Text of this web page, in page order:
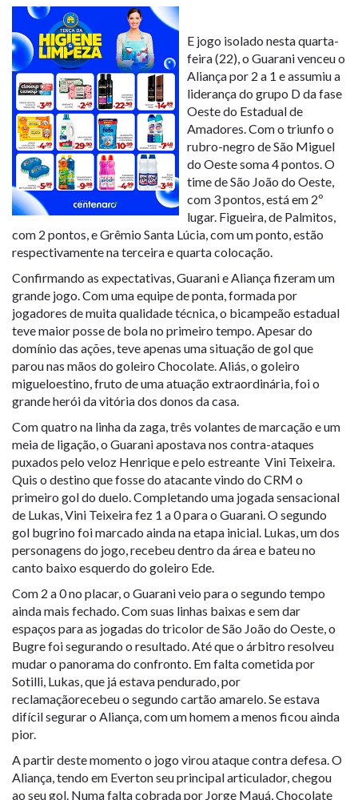
E jogo isolado nesta quarta-
feira (22), o Guarani venceu o
Aliança por 2 a 1 e assumiu a
liderança do grupo D da fase
Oeste do Estadual de
Amadores. Com o triunfo o
rubro-negro de São Miguel
do Oeste soma 4 pontos. O
time de São João do Oeste,
com 3 pontos, está em 2º
lugar. Figueira, de Palmitos,
com 2 pontos, e Grêmio Santa Lúcia, com um ponto, estão
respectivamente na terceira e quarta colocação.
Confirmando as expectativas, Guarani e Aliança fizeram um
grande jogo. Com uma equipe de ponta, formada por
jogadores de muita qualidade técnica, o bicampeão estadual
teve maior posse de bola no primeiro tempo. Apesar do
domínio das ações, teve apenas uma situação de gol que
parou nas mãos do goleiro Chocolate. Aliás, o goleiro
migueloestino, fruto de uma atuação extraordinária, foi o
grande herói da vitória dos donos da casa.
Com quatro na linha da zaga, três volantes de marcação e um
meia de ligação, o Guarani apostava nos contra-ataques
puxados pelo veloz Henrique e pelo estreante Vini Teixeira.
Quis o destino que fosse do atacante vindo do CRM o
primeiro gol do duelo. Completando uma jogada sensacional
de Lukas, Vini Teixeira fez 1 a 0 para o Guarani. O segundo
gol bugrino foi marcado ainda na etapa inicial. Lukas, um dos
personagens do jogo, recebeu dentro da área e bateu no
canto baixo esquerdo do goleiro Ede.
Com 2 a 0 no placar, o Guarani veio para o segundo tempo
ainda mais fechado. Com suas linhas baixas e sem dar
espaços para as jogadas do tricolor de São João do Oeste, o
Bugre foi segurando o resultado. Até que o árbitro resolveu
mudar o panorama do confronto. Em falta cometida por
Sotilli, Lukas, que já estava pendurado, por
reclamaçãorecebeu o segundo cartão amarelo. Se estava
difícil segurar o Aliança, com um homem a menos ficou ainda
pior.
A partir deste momento o jogo virou ataque contra defesa. O
Aliança, tendo em Everton seu principal articulador, chegou
ao seu gol. Numa falta cobrada por Jorge Mauá, Chocolate